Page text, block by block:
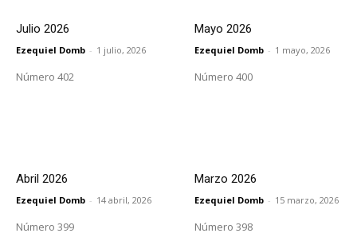
Julio 2026
Ezequiel Domb - 1 julio, 2026
Número 402
Mayo 2026
Ezequiel Domb - 1 mayo, 2026
Número 400
Abril 2026
Ezequiel Domb - 14 abril, 2026
Número 399
Marzo 2026
Ezequiel Domb - 15 marzo, 2026
Número 398